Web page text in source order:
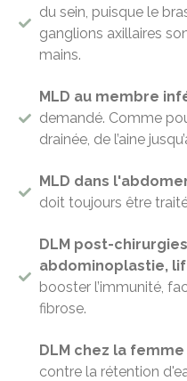
du sein, puisque le
ganglions axillaires
mains.
MLD au membre
demandé. Comme
drainée, de l’aine
MLD dans
doit toujours être
DLM post-
abdominoplastie,
booster l’immunité,
fibrose.
DLM chez la
contre la rétention